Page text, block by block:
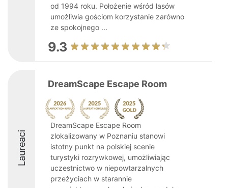
od 1994 roku. Położenie wśród lasów
umożliwia gościom korzystanie zarówno
ze spokojnego ...
9.3
Laureaci
DreamScape Escape Room
DreamScape Escape Room
zlokalizowany w Poznaniu stanowi
istotny punkt na polskiej scenie
turystyki rozrywkowej, umożliwiając
uczestnictwo w niepowtarzalnych
przeżyciach w starannie